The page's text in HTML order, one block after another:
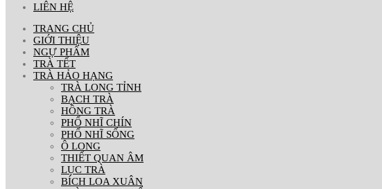
LIÊN HỆ
TRANG CHỦ
GIỚI THIỆU
NGỰ PHẨM
TRÀ TẾT
TRÀ HẢO HẠNG
TRÀ LONG TỈNH
BẠCH TRÀ
HỒNG TRÀ
PHỔ NHĨ CHÍN
PHỔ NHĨ SỐNG
Ô LONG
THIẾT QUAN ÂM
LỤC TRÀ
BÍCH LOA XUÂN